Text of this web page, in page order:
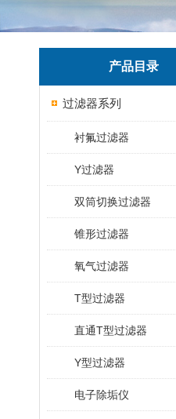
产品目录
过滤器系列
衬氟过滤器
Y过滤器
双筒切换过滤器
锥形过滤器
氧气过滤器
T型过滤器
直通T型过滤器
Y型过滤器
电子除垢仪